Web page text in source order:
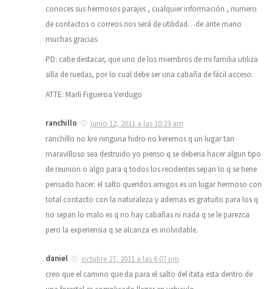
conoces sus hermosos parajes , cualquier información , numero
de contactos o correos nos será de utilidad…de ante mano
muchas gracias.
PD: cabe destacar, que uno de los miembros de mi familia utiliza
silla de ruedas, por lo cual debe ser una cabaña de fácil acceso.
ATTE: Marli Figueroa Verdugo
ranchillo
junio 12, 2011 a las 10:23 am
ranchillo no kre ninguna hidro no keremos q un lugar tan
maravilloso sea destruido yo pienso q se deberia hacer algun tipo
de reunion o algo para q todos los recidentes sepan lo q se tiene
pensado hacer. el salto queridos amigos es un lugar hermoso con
total contacto con la naturaleza y ademas es gratuito para los q
no sepan lo malo es q no hay cabañas ni nada q se le parezca
pero la experiensia q se alcanza es inolvidable.
daniel
octubre 27, 2011 a las 6:07 pm
creo que el camino que da para el salto del itata esta dentro de